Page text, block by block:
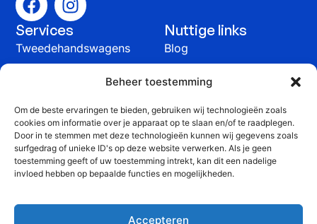
Beheer toestemming
Om de beste ervaringen te bieden, gebruiken wij technologieën zoals
cookies om informatie over je apparaat op te slaan en/of te raadplegen.
Door in te stemmen met deze technologieën kunnen wij gegevens zoals
surfgedrag of unieke ID's op deze website verwerken. Als je geen
toestemming geeft of uw toestemming intrekt, kan dit een nadelige
invloed hebben op bepaalde functies en mogelijkheden.
Accepteren
Services
Tweedehandswagens
herstelling
Nuttige links
Blog
Contact
Contact
+32 51 815 816
info@yprauto.be